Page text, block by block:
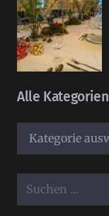
Alle Kategorien
Alle
Kategorien
Suchen
nach: